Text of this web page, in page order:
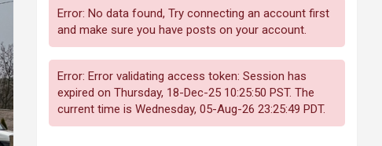
Error: No data found, Try connecting an account first
and make sure you have posts on your account.
Error: Error validating access token: Session has
expired on Thursday, 18-Dec-25 10:25:50 PST. The
current time is Wednesday, 05-Aug-26 23:25:49 PDT.